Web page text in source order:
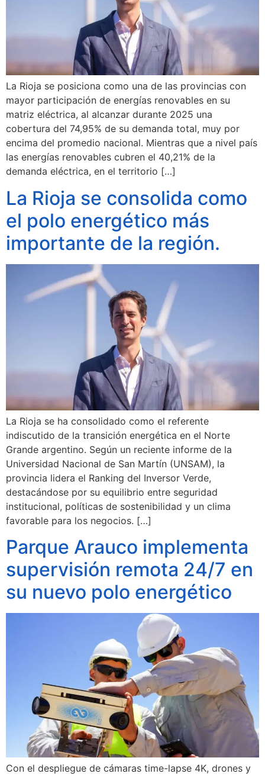
La Rioja se posiciona como una de las provincias con
mayor participación de energías renovables en su
matriz eléctrica, al alcanzar durante 2025 una
cobertura del 74,95% de su demanda total, muy por
encima del promedio nacional. Mientras que a nivel país
las energías renovables cubren el 40,21% de la
demanda eléctrica, en el territorio […]
La Rioja se consolida como
el polo energético más
importante de la región.
La Rioja se ha consolidado como el referente
indiscutido de la transición energética en el Norte
Grande argentino. Según un reciente informe de la
Universidad Nacional de San Martín (UNSAM), la
provincia lidera el Ranking del Inversor Verde,
destacándose por su equilibrio entre seguridad
institucional, políticas de sostenibilidad y un clima
favorable para los negocios. […]
Parque Arauco implementa
supervisión remota 24/7 en
su nuevo polo energético
Con el despliegue de cámaras time-lapse 4K, drones y